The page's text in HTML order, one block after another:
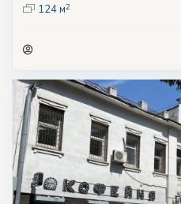
124 м2